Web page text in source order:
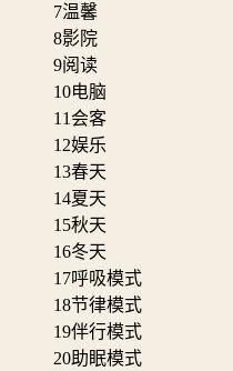
7温馨
8影院
9阅读
10电脑
11 会客
12娱乐
13春天
14夏天
15秋天
16冬天
17呼吸模式
18节律模式
19伴行模式
20助眠模式